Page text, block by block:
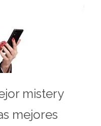
mistery
mejores